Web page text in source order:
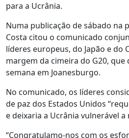
para a Ucrânia.
Numa publicação de sábado na
Costa citou o comunicado
líderes europeus, do Japão e do
margem da cimeira do G20,
semana em Joanesburgo.
No comunicado, os líderes
de paz dos Estados Unidos
e deixaria a Ucrânia vulnerável a
“Congratulamo-nos com os